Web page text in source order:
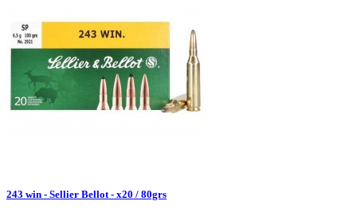
243 win - Sellier Bellot - x20 / 80grs